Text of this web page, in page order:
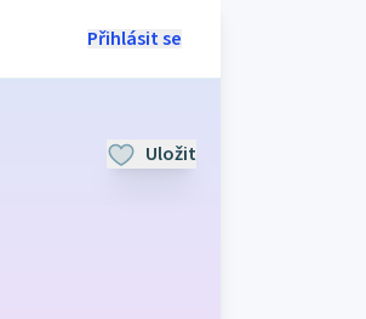
Přihlásit se
Uložit